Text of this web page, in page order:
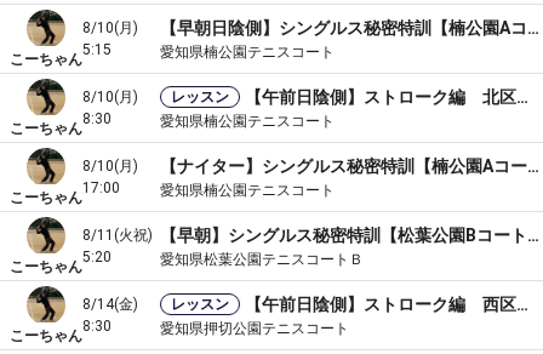
こーちゃん
8/10(月)
5:15
【早朝日陰側】シングルス秘密特訓【楠公園Aコート】
愛知県楠公園テニスコート
こーちゃん
8/10(月)
8:30
レッスン 【午前日陰側】ストローク編 北区 楠公園テニスAコート🎾
愛知県楠公園テニスコート
こーちゃん
8/10(月)
17:00
【ナイター】シングルス秘密特訓【楠公園Aコート】
愛知県楠公園テニスコート
こーちゃん
8/11(火祝)
5:20
【早朝】シングルス秘密特訓【松葉公園Bコート】
愛知県松葉公園テニスコートＢ
こーちゃん
8/14(金)
8:30
レッスン 【午前日陰側】ストローク編 西区 押切公園テニスAコート🎾
愛知県押切公園テニスコート